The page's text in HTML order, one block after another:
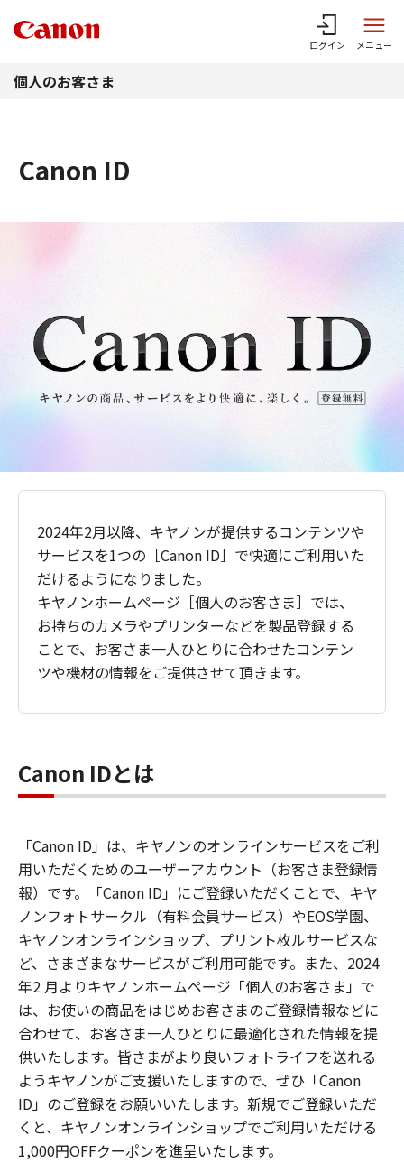
ログイン メニュー
個人のお客さま
Canon ID
2024年2月以降、キヤノンが提供するコンテンツや
サービスを1つの［Canon ID］で快適にご利用いた
だけるようになりました。
キヤノンホームページ［個人のお客さま］では、
お持ちのカメラやプリンターなどを製品登録する
ことで、お客さま一人ひとりに合わせたコンテン
ツや機材の情報をご提供させて頂きます。
Canon IDとは
「Canon ID」は、キヤノンのオンラインサービスをご利
用いただくためのユーザーアカウント（お客さま登録情
報）です。「Canon ID」にご登録いただくことで、キヤ
ノンフォトサークル（有料会員サービス）やEOS学園、
キヤノンオンラインショップ、プリント枚ルサービスな
ど、さまざまなサービスがご利用可能です。また、2024
年2 月よりキヤノンホームページ「個人のお客さま」で
は、お使いの商品をはじめお客さまのご登録情報などに
合わせて、お客さま一人ひとりに最適化された情報を提
供いたします。皆さまがより良いフォトライフを送れる
ようキヤノンがご支援いたしますので、ぜひ「Canon
ID」のご登録をお願いいたします。新規でご登録いただ
くと、キヤノンオンラインショップでご利用いただける
1,000円OFFクーポンを進呈いたします。